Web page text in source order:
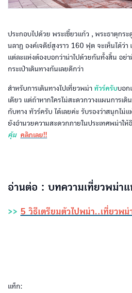
ประกอบไปด้วย พระเขี้ยวแก้ว , พระธาตุกร
นลาฏ องค์เจดีย์สูงราว 160 ฟุต จะเห็นได้ว่
แต่ละแห่งต้องบอกว่าน่าไปด้วยกันทั้งสิ้น อย่
กระเป๋าเดินทางกันเลยดีกว่า
สำหรับการเดินทางไปเที่ยวพม่า ทัวร์ครับบอก
เดียว แต่ถ้าหากใครไม่สะดวกวางแผนการเดิ
กับทาง ทัวร์ครับ ได้เลยค่ะ รับรองว่าสนุกไม่
ยังอำนวยความสะดวกภายในประเทศพม่าให้
คุ้ม คลิกเลย!!
อ่านต่อ : บทความเที่ยวพม่าแ
>> 5 วิธีเตรียมตัวไปพม่า..เที่ยวพ
แท็ก: